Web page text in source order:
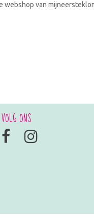
webshop van
VOLG ONS